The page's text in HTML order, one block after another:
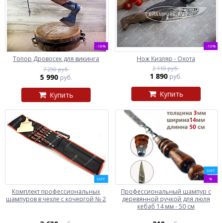
-18%
Топор Дровосек для викинга
7 290 руб.
5 990 руб.
Купить
-10%
Нож Кизляр - Охота
2 110 руб.
1 890 руб.
Купить
ХИТ
Комплект профессиональных
шампуров в чехле с кочергой № 2
ХИТ
%
Профессиональный шампур с
деревянной ручкой для люля
кебаб 14 мм - 50 см